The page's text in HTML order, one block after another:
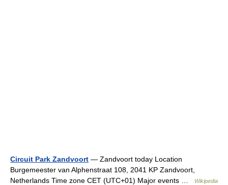
Circuit Park Zandvoort — Zandvoort today Location
Burgemeester van Alphenstraat 108, 2041 KP Zandvoort,
Netherlands Time zone CET (UTC+01) Major events …
Wikipedia